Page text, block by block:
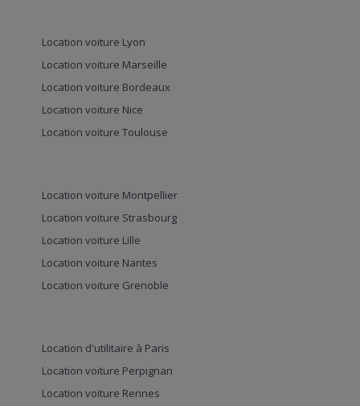
Location voiture Lyon
Location voiture Marseille
Location voiture Bordeaux
Location voiture Nice
Location voiture Toulouse
Location voiture Montpellier
Location voiture Strasbourg
Location voiture Lille
Location voiture Nantes
Location voiture Grenoble
Location d'utilitaire à Paris
Location voiture Perpignan
Location voiture Rennes